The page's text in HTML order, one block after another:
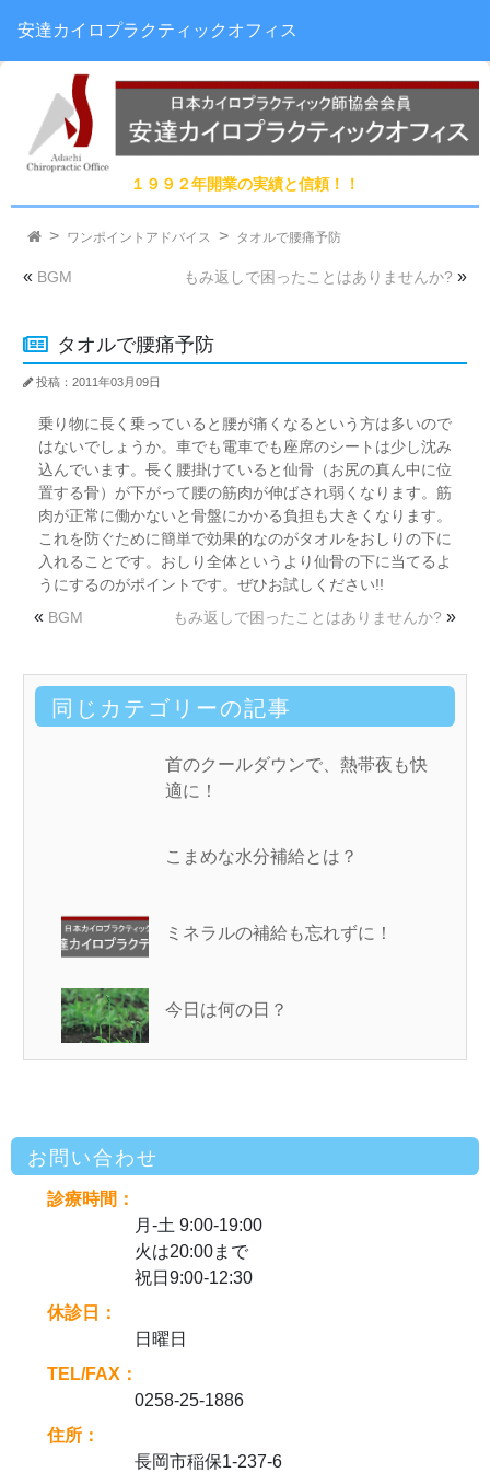
１９９２年開業の実績と信頼！！
安達カイロプラクティックオフィス
ワンポイントアドバイス タオルで腰痛予防
« BGM もみ返しで困ったことはありませんか? »
タオルで腰痛予防
投稿：2011年03月09日
乗り物に長く乗っていると腰が痛くなるという方は多いので
はないでしょうか。車でも電車でも座席のシートは少し沈み
込んでいます。長く腰掛けていると仙骨（お尻の真ん中に位
置する骨）が下がって腰の筋肉が伸ばされ弱くなります。筋
肉が正常に働かないと骨盤にかかる負担も大きくなります。
これを防ぐために簡単で効果的なのがタオルをおしりの下に
入れることです。おしり全体というより仙骨の下に当てるよ
うにするのがポイントです。ぜひお試しください!!
« BGM もみ返しで困ったことはありませんか? »
同じカテゴリーの記事
首のクールダウンで、熱帯夜も快
適に！
こまめな水分補給とは？
ミネラルの補給も忘れずに！
今日は何の日？
お問い合わせ
診療時間：
月-土 9:00-19:00
火は20:00まで
祝日9:00-12:30
休診日：
日曜日
TEL/FAX：
0258-25-1886
住所：
長岡市稲保1-237-6